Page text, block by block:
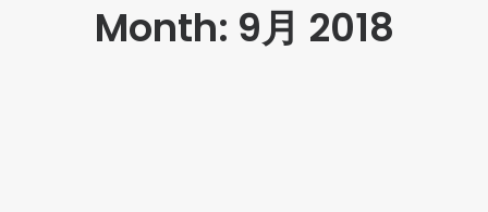
お問い合わせ
Month: 9月 2018